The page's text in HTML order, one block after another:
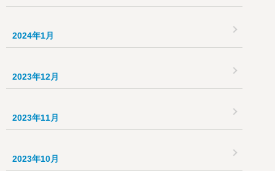
2024年1月
2023年12月
2023年11月
2023年10月